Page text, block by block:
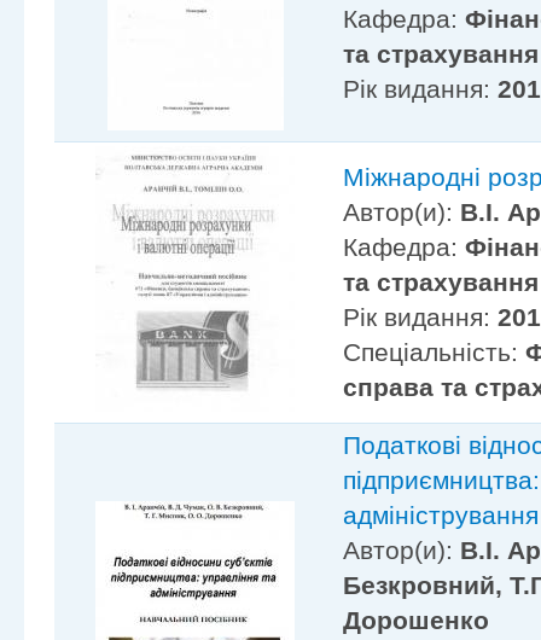
Кафедра:
та страхування
Рік видання:
Міжнародні
Автор(и): В.І.
Кафедра:
та страхування
Рік видання:
Спеціальність:
справа та
Податкові
адміністрування
Автор(и): В.І.
Безкровний,
Дорошенко